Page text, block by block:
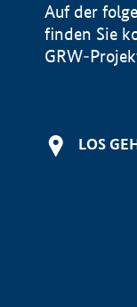
Auf der
finden Sie
GRW-
LOS